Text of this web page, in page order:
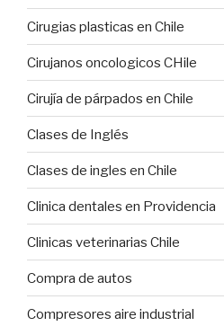
Cirugias plasticas en Chile
Cirujanos oncologicos CHile
Cirujía de párpados en Chile
Clases de Inglés
Clases de ingles en Chile
Clinica dentales en Providencia
Clinicas veterinarias Chile
Compra de autos
Compresores aire industrial